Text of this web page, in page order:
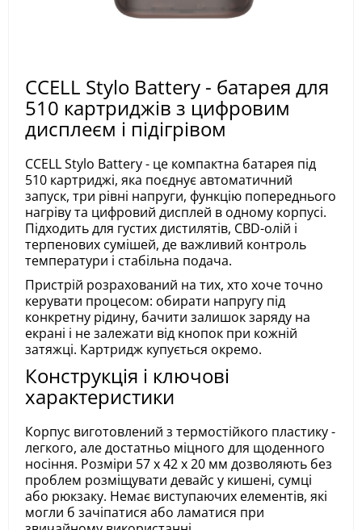
CCELL Stylo Battery - батарея для
510 картриджів з цифровим
дисплеєм і підігрівом
CCELL Stylo Battery - це компактна батарея під
510 картриджі, яка поєднує автоматичний
запуск, три рівні напруги, функцію попереднього
нагріву та цифровий дисплей в одному корпусі.
Підходить для густих дистилятів, CBD-олій і
терпенових сумішей, де важливий контроль
температури і стабільна подача.
Пристрій розрахований на тих, хто хоче точно
керувати процесом: обирати напругу під
конкретну рідину, бачити залишок заряду на
екрані і не залежати від кнопок при кожній
затяжці. Картридж купується окремо.
Конструкція і ключові
характеристики
Корпус виготовлений з термостійкого пластику -
легкого, але достатньо міцного для щоденного
носіння. Розміри 57 x 42 x 20 мм дозволяють без
проблем розміщувати девайс у кишені, сумці
або рюкзаку. Немає виступаючих елементів, які
могли б зачіпатися або ламатися при